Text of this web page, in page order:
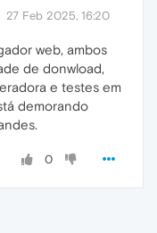
27 Feb 2025, 16:20
web, ambos
de donwload,
e testes em
demorando
0